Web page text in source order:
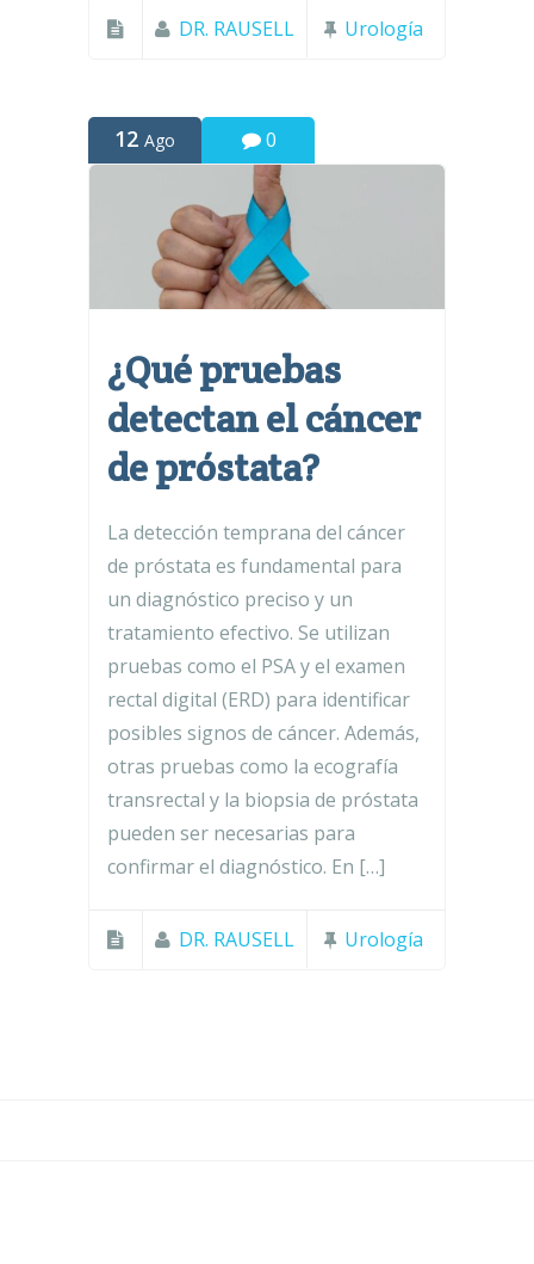
DR. RAUSELL Urología
12 Ago 0
¿Qué pruebas
detectan el cáncer
de próstata?
La detección temprana del cáncer
de próstata es fundamental para
un diagnóstico preciso y un
tratamiento efectivo. Se utilizan
pruebas como el PSA y el examen
rectal digital (ERD) para identificar
posibles signos de cáncer. Además,
otras pruebas como la ecografía
transrectal y la biopsia de próstata
pueden ser necesarias para
confirmar el diagnóstico. En […]
DR. RAUSELL Urología